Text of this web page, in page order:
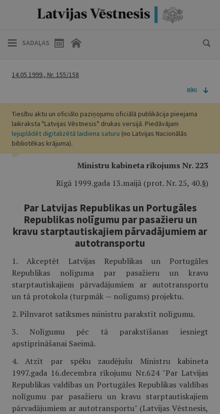
SADAĻAS
14.05.1999., Nr. 155/158
RĪKI
Tiesību aktu un oficiālo paziņojumu oficiālā publikācija pieejama
laikraksta "Latvijas Vēstnesis" drukas versijā. Piedāvājam
lejuplādēt digitalizētā laidiena saturu (no Latvijas Nacionālās
bibliotēkas krājuma).
Ministru kabineta rīkojums Nr. 223
Rīgā 1999.gada 13.maijā (prot. Nr. 25, 40.§)
Par Latvijas Republikas un Portugāles
Republikas nolīgumu par pasažieru un
kravu starptautiskajiem pārvadājumiem ar
autotransportu
1. Akceptēt Latvijas Republikas un Portugāles
Republikas nolīguma par pasažieru un kravu
starptautiskajiem pārvadājumiem ar autotransportu
un tā protokola (turpmāk — nolīgums) projektu.
2. Pilnvarot satiksmes ministru parakstīt nolīgumu.
3. Nolīgumu pēc tā parakstīšanas iesniegt
apstiprināšanai Saeimā.
4. Atzīt par spēku zaudējušu Ministru kabineta
1997.gada 16.decembra rīkojumu Nr.624 "Par Latvijas
Republikas valdības un Portugāles Republikas valdības
nolīgumu par pasažieru un kravu starptautiskajiem
pārvadājumiem ar autotransportu" (Latvijas Vēstnesis,